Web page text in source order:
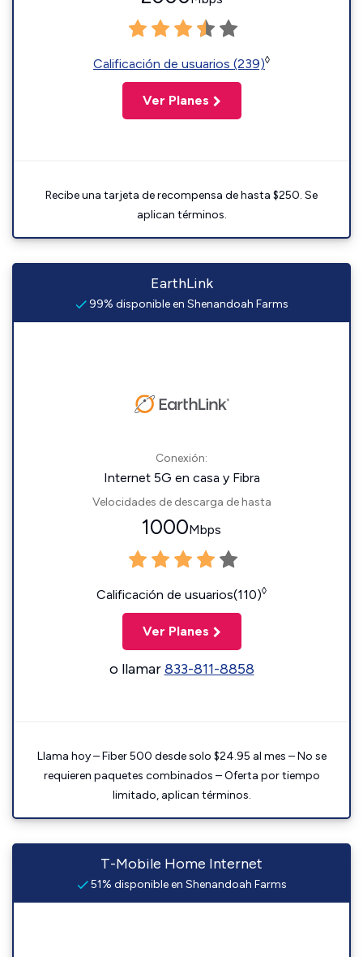
Calificación de usuarios (239)◊
Ver Planes
Recibe una tarjeta de recompensa de hasta $250. Se
aplican términos.
EarthLink
99% disponible en Shenandoah Farms
Conexión:
Internet 5G en casa y Fibra
Velocidades de descarga de hasta
1000Mbps
Calificación de usuarios(110)◊
Ver Planes
o llamar833-811-8858
Llama hoy – Fiber 500 desde solo $24.95 al mes – No se
requieren paquetes combinados – Oferta por tiempo
limitado, aplican términos.
T-Mobile Home Internet
51% disponible en Shenandoah Farms